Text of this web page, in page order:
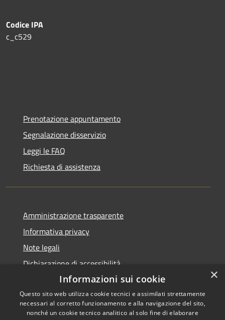
Codice IPA
c_c529
Prenotazione appuntamento
Segnalazione disservizio
Leggi le FAQ
Richiesta di assistenza
Amministrazione trasparente
Informativa privacy
Note legali
Dichiarazione di accessibilità
Copyright © 2026 • Comune di
×
Informazioni sui cookie
Questo sito web utilizza cookie tecnici e assimilati strettamente
necessari al corretto funzionamento e alla navigazione del sito,
nonché un cookie tecnico analitico al solo fine di elaborare